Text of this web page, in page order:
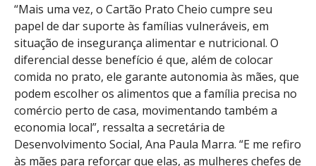
“Mais uma vez, o Cartão Prato Cheio cumpre seu
papel de dar suporte às famílias vulneráveis, em
situação de insegurança alimentar e nutricional. O
diferencial desse benefício é que, além de colocar
comida no prato, ele garante autonomia às mães, que
podem escolher os alimentos que a família precisa no
comércio perto de casa, movimentando também a
economia local”, ressalta a secretária de
Desenvolvimento Social, Ana Paula Marra. “E me refiro
às mães para reforçar que elas, as mulheres chefes de